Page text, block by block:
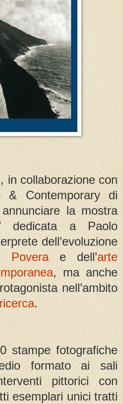
, in collaborazione con
& Contemporary di
la mostra
dedicata a Paolo
dell’evoluzione
Poverae dell’arte
, ma anche
nell’ambito
.
stampe fotografiche
formato ai sali
pittorici con
esemplari unici tratti